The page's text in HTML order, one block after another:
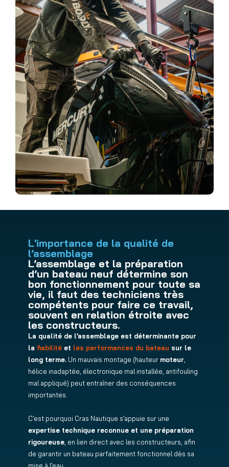
L'importance de la qualité de
l’assemblage
L’assemblage et la préparation
d’un bateau neuf détermine son
bon fonctionnement pour toute sa
vie, il faut des techniciens très
compétents pour faire ce travail,
souvent en relation étroite avec
les constructeurs.
La qualité de l’assemblage est déterminante pour
la fiabilité et les performances du bateau sur le
long terme. Un mauvais montage (hauteur moteur
hélice inadaptée, électronique mal installée, antifouling
mal appliqué) peut entraîner des conséquences
importantes.
C’est pourquoi Cras Nautique s’appuie sur une
expertise technique reconnue et une préparation
rigoureuse , en lien direct avec les constructeurs, afin
de garantir un bateau parfaitement fonctionnel dès sa